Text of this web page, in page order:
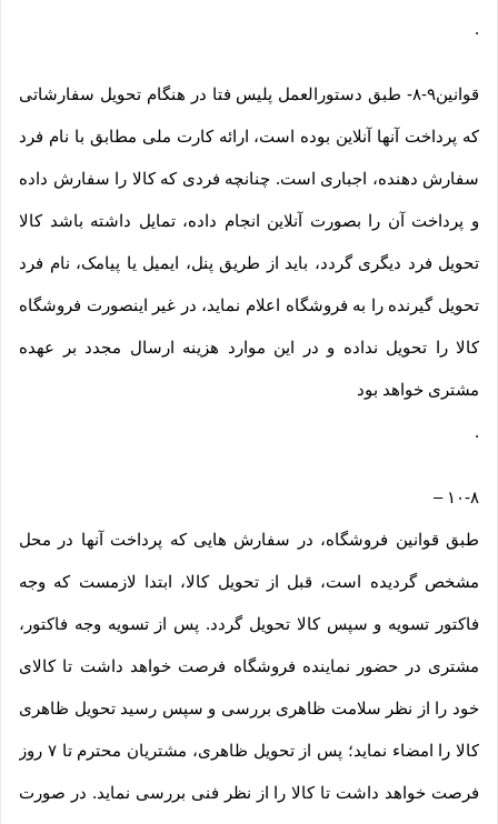
.
قوانین۹-۸- طبق دستورالعمل پلیس فتا در هنگام تحویل سفارشاتی
که پرداخت آنها آنلاین بوده است، ارائه کارت ملی مطابق با نام فرد
سفارش دهنده، اجباری است. چنانچه فردی که کالا را سفارش داده
و پرداخت آن را بصورت آنلاین انجام داده، تمایل داشته باشد کالا
تحویل فرد دیگری گردد، باید از طریق پنل، ایمیل یا پیامک، نام فرد
تحویل گیرنده را به فروشگاه اعلام نماید، در غیر اینصورت فروشگاه
کالا را تحویل نداده و در این موارد هزینه ارسال مجدد بر عهده
مشتری خواهد بود
.
۱۰-۸ –
طبق قوانین فروشگاه، در سفارش هایی که پرداخت آنها در محل
مشخص گردیده است، قبل از تحویل کالا، ابتدا لازمست که وجه
فاکتور تسویه و سپس کالا تحویل گردد. پس از تسویه وجه فاکتور،
مشتری در حضور نماینده فروشگاه فرصت خواهد داشت تا کالای
خود را از نظر سلامت ظاهری بررسی و سپس رسید تحویل ظاهری
کالا را امضاء نماید؛ پس از تحویل ظاهری، مشتریان محترم تا ۷ روز
فرصت خواهد داشت تا کالا را از نظر فنی بررسی نماید. در صورت